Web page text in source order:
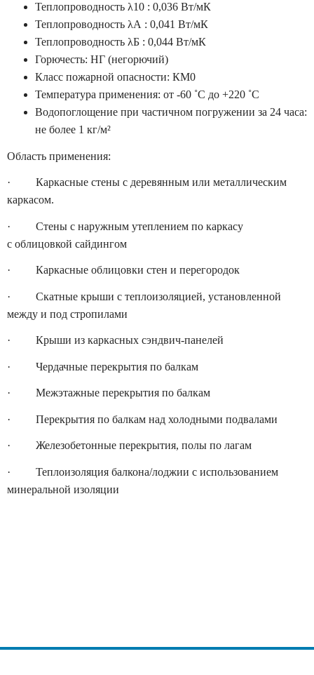
Теплопроводность λ10 : 0,036 Вт/мК
Теплопроводность λА : 0,041 Вт/мК
Теплопроводность λБ : 0,044 Вт/мК
Горючесть: НГ (негорючий)
Класс пожарной опасности: КМ0
Температура применения: от -60 ˚С до +220 ˚С
Водопоглощение при частичном погружении за 24 часа:
не более 1 кг/м²
Область применения:
· Каркасные стены с деревянным или металлическим
каркасом.
· Стены с наружным утеплением по каркасу
с облицовкой сайдингом
· Каркасные облицовки стен и перегородок
· Скатные крыши с теплоизоляцией, установленной
между и под стропилами
· Крыши из каркасных сэндвич-панелей
· Чердачные перекрытия по балкам
· Межэтажные перекрытия по балкам
· Перекрытия по балкам над холодными подвалами
· Железобетонные перекрытия, полы по лагам
· Теплоизоляция балкона/лоджии с использованием
минеральной изоляции